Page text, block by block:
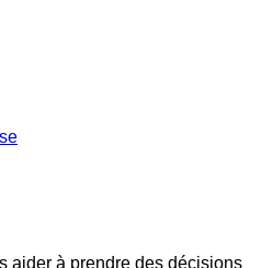
aider à prendre des décisions